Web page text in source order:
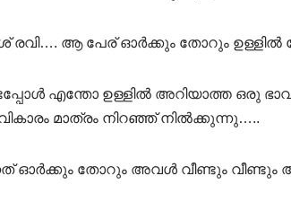
ദർശ് രവി…. ആ പേര് ഓർക്കും തോറും
എന്തോ ഉള്ളിൽ അറിയാത്ത ഒരു
മാത്രം നിറഞ്ഞ് നിൽക്കുന്നു…..
ഓർക്കും തോറും അവൾ വീണ്ടും